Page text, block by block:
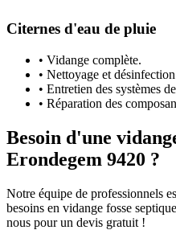
Citernes d'eau de pluie
• Vidange complète.
• Nettoyage et
• Entretien des systèmes
• Réparation des
Besoin d'une
Erondegem 9420 ?
Notre équipe de professionnels
besoins en vidange fosse
nous pour un devis gratuit !